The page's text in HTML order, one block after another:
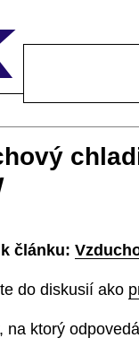
článku:
do diskusií ako
na ktorý